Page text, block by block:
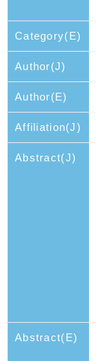
Category(E)
Author(J)
Author(E)
Affiliation(J)
Abstract(J)
Abstract(E)